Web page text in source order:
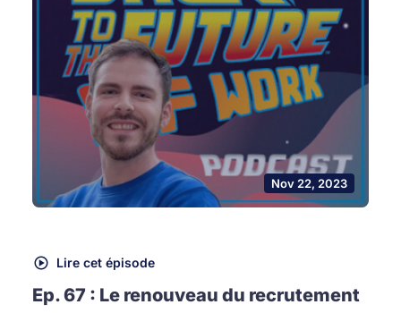
Nov 22, 2023
Lire cet épisode
Ep. 67 : Le renouveau du recrutement